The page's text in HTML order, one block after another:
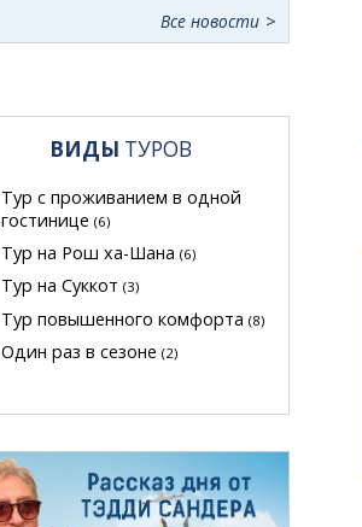
Все новости
ВИДЫ ТУРОВ
Тур с проживанием в одной
гостинице (6)
Тур на Рош ха-Шана (6)
Тур на Суккот (3)
Тур повышенного комфорта (8)
Один раз в сезоне (2)